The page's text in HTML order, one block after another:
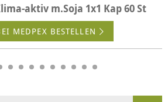
aktiv m.Soja 1x1 Kap 60 St
MEDPEX BESTELLEN